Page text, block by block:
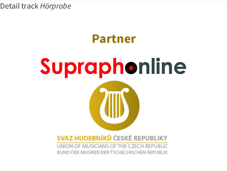
Detail trackHörprobe
Partner